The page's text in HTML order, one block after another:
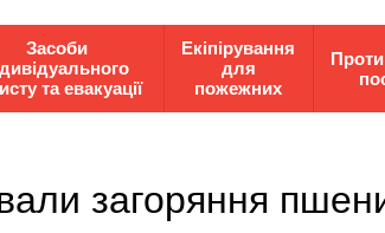
Засоби
та евакуації
Екіпірування
для
пожежних
загоряння